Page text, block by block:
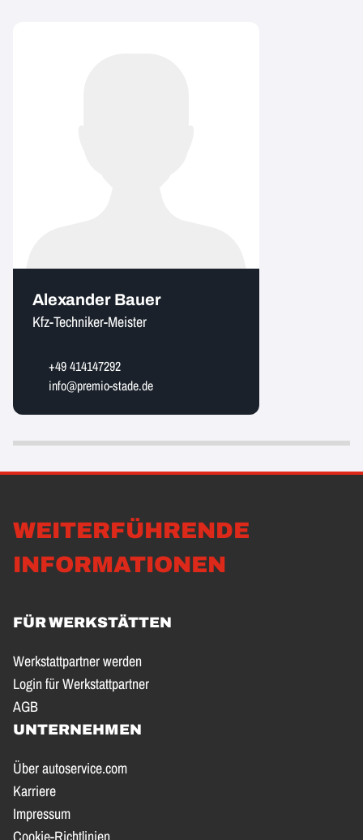
Alexander Bauer
Kfz-Techniker-Meister
+49 414147292
info@premio-stade.de
WEITERFÜHRENDE
INFORMATIONEN
FÜR WERKSTÄTTEN
Werkstattpartner werden
Login für Werkstattpartner
AGB
UNTERNEHMEN
Über autoservice.com
Karriere
Impressum